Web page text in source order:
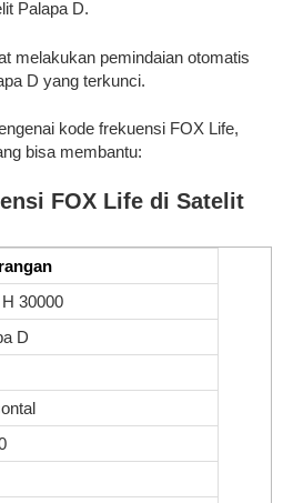
Palapa D.
melakukan pemindaian otomatis
D yang terkunci.
kode frekuensi FOX Life,
bisa membantu:
FOX Life di Satelit
30000
D